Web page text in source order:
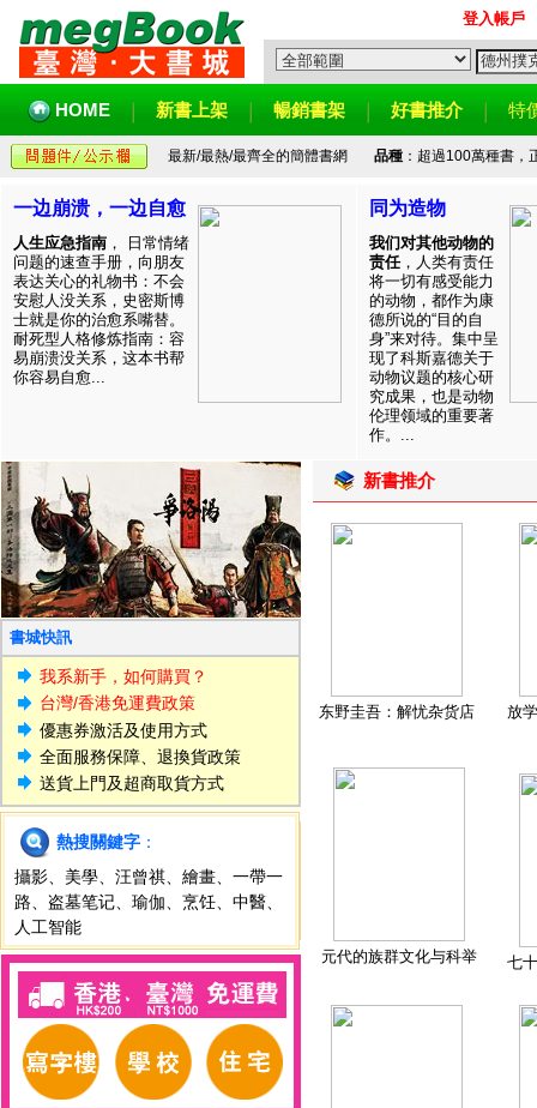
登入帳戶
HOME 新書上架 暢銷書架 好書推介 特
最新/最熱/最齊全的簡體書網 品種：超過100萬種書，
一边崩溃，一边自愈
人生应急指南 ， 日常情绪
问题的速查手册，向朋友
表达关心的礼物书：不会
安慰人没关系，史密斯博
士就是你的治愈系嘴替。
耐死型人格修炼指南：容
易崩溃没关系，这本书帮
你容易自愈...
同为造物
我们对其他动物的
责任，人类有责任
将一切有感受能力
的动物，都作为康
德所说的“目的自
身”来对待。集中呈
现了科斯嘉德关于
动物议题的核心研
究成果，也是动物
伦理领域的重要著
作。...
書城快訊
我系新手，如何購買？
台灣/香港免運費政策
優惠券激活及使用方式
全面服務保障、退換貨政策
送貨上門及超商取貨方式
熱搜關鍵字 ：
攝影
美學 汪曾祺 繪畫
一帶一
路
盗墓笔记 瑜伽 烹饪 中醫
人工智能
新書推介
东野圭吾：解忧杂货店 放
元代的族群文化与科举 七